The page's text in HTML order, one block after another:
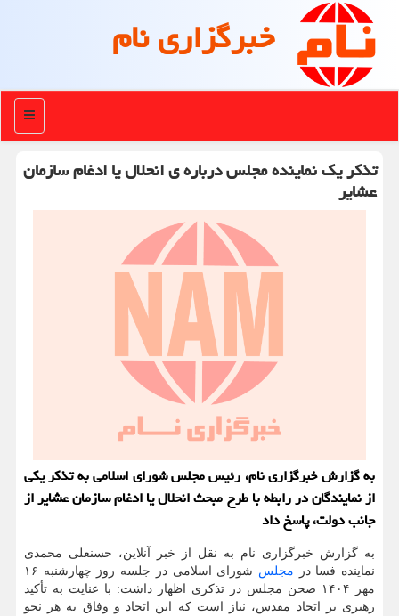
خبرگزاری نام
منو
تذکر یک نماینده مجلس درباره ی انحلال یا ادغام سازمان
عشایر
به گزارش خبرگزاری نام، رئیس مجلس شورای اسلامی به تذکر یکی
از نمایندگان در رابطه با طرح مبحث انحلال یا ادغام سازمان عشایر از
جانب دولت، پاسخ داد
به گزارش خبرگزاری نام به نقل از خبر آنلاین، حسنعلی محمدی
نماینده فسا در مجلس
شورای اسلامی در جلسه روز چهارشنبه ۱۶
مهر ۱۴۰۴ صحن مجلس در تذکری اظهار داشت: با عنایت به تأکید
رهبری بر اتحاد مقدس، نیاز است که این اتحاد و وفاق به هر نحو